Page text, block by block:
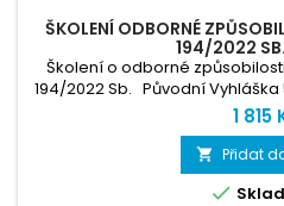
ŠKOLENÍ ODBORNÉ
194/2022
Školení o odborné
194/2022 Sb. Původní Vyhláška
Pokud vám termín nevyhovuje,
den v 9
1 815
 Přidat
